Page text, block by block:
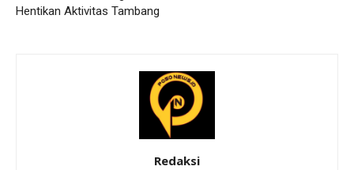
Hentikan Aktivitas Tambang
Redaksi